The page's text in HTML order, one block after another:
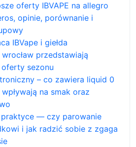
oferty IBVAPE na allegro
opinie, porównanie i
IBVape i giełda
przedstawiają
sezonu
– co zawiera liquid 0
na smak oraz
— czy parowanie
i jak radzić sobie z zgaga